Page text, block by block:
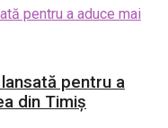
pentru a
din Timiș